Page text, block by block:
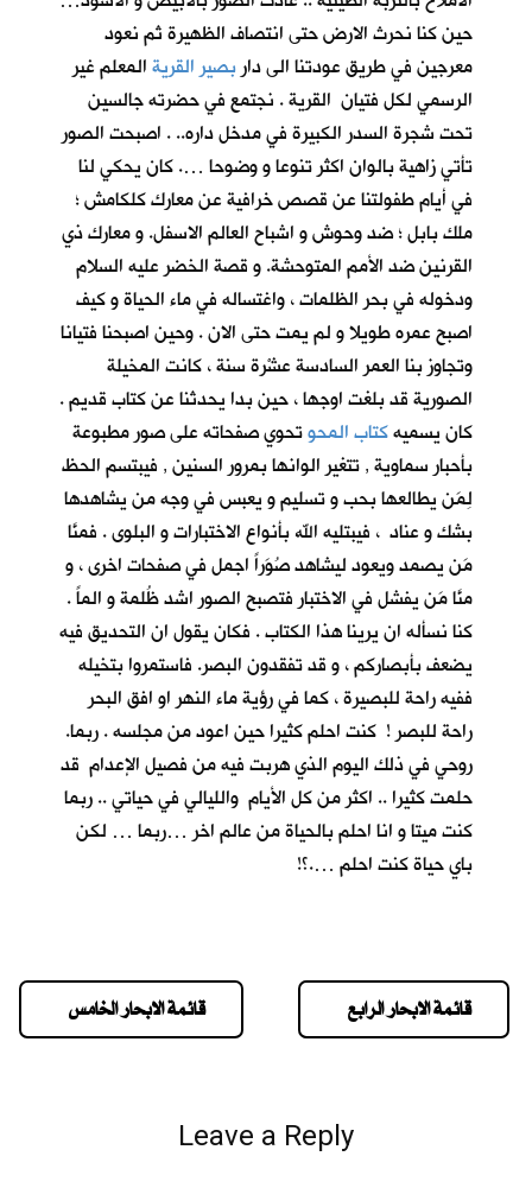
حين كنا نحرث الارض حتى انتصاف الظهيرة ثم نعود
معرجين في طريق عودتنا الى داربصير القريةالمعلم غير
الرسمي لكل فتيان القرية . نجتمع في حضرته جالسين
تحت شجرة السدر الكبيرة في مدخل داره.. . اصبحت الصور
تأتي زاهية بالوان اكثر تنوعا و وضوحا …. كان يحكي لنا
في أيام طفولتنا عن قصص خرافية عن معارك كلكامش ؛
ملك بابل ؛ ضد وحوش و اشباح العالم الاسفل. و معارك ذي
القرنين ضد الأمم المتوحشة. و قصة الخضر عليه السلام
ودخوله في بحر الظلمات ، واغتساله في ماء الحياة و كيف
اصبح عمره طويلا و لم يمت حتى الان . وحين اصبحنا فتيانا
وتجاوز بنا العمر السادسة عشْرة سنة ، كانت المخيلة
الصورية قد بلغت اوجها ، حين بدا يحدثنا عن كتاب قديم .
كان يسميهكتاب المحوتحوي صفحاته على صور مطبوعة
بأحبار سماوية , تتغير الوانها بمرور السنين , فيبتسم الحظ
لِمَن يطالعها بحب و تسليم و يعبس في وجه من يشاهدها
بشك و عناد ، فيبتليه الله بأنواع الاختبارات و البلوى . فمنَّا
مَن يصمد ويعود ليشاهد صُوَراً اجمل في صفحات اخرى ، و
منَّا مَن يفشل في الاختبار فتصبح الصور اشد ظُلمة و الماً .
كنا نسأله ان يرينا هذا الكتاب . فكان يقول ان التحديق فيه
يضعف بأبصاركم ، و قد تفقدون البصر. فاستمروا بتخيله
ففيه راحة للبصيرة ، كما في رؤية ماء النهر او افق البحر
راحة للبصر ! كنت احلم كثيرا حين اعود من مجلسه . ربما.
روحي في ذلك اليوم الذي هربت فيه من فصيل الإعدام قد
حلمت كثيرا .. اكثر من كل الأيام والليالي في حياتي .. ربما
كنت ميتا و انا احلم بالحياة من عالم اخر …ربما … لكن
باي حياة كنت احلم ….؟!
قائمة الابحار الخامس قائمة الابحار الرابع
Leave a Reply